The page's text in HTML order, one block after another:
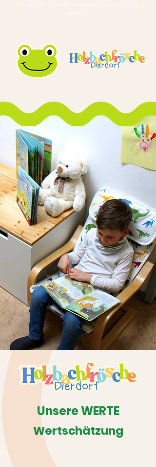
Unsere WERTE
Wertschätzung